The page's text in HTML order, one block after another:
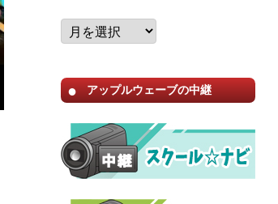
アップルウェーブの中継